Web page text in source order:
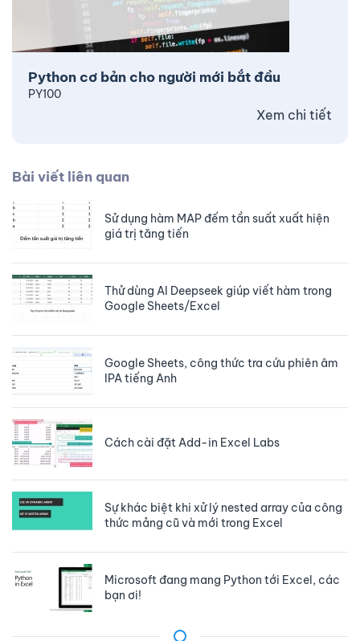
Python cơ bản cho người mới bắt đầu
PY100
Xem chi tiết
Bài viết liên quan
Sử dụng hàm MAP đếm tần suất xuất hiện
giá trị tăng tiến
Thử dùng AI Deepseek giúp viết hàm trong
Google Sheets/Excel
Google Sheets, công thức tra cứu phiên âm
IPA tiếng Anh
Cách cài đặt Add-in Excel Labs
Sự khác biệt khi xử lý nested array của công
thức mảng cũ và mới trong Excel
Microsoft đang mang Python tới Excel, các
bạn ơi!